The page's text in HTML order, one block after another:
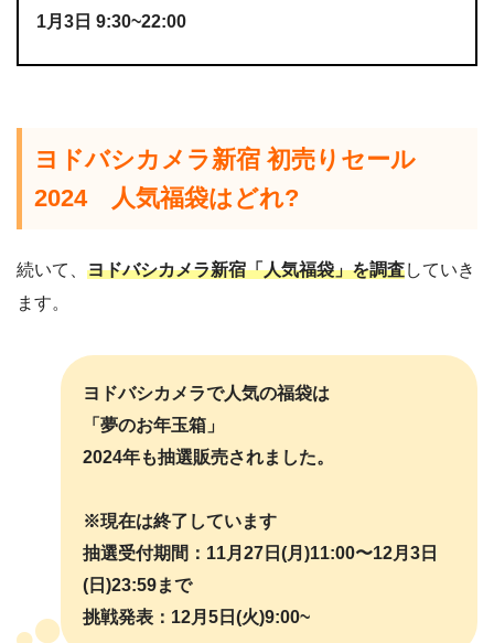
1月3日 9:30~22:00
ヨドバシカメラ新宿 初売りセール
2024 人気福袋はどれ?
続いて、 ヨドバシカメラ新宿「人気福袋」を調査していき
ます。
ヨドバシカメラで人気の福袋は
「夢のお年玉箱」
2024年も抽選販売されました。
※現在は終了しています
抽選受付期間：11月27日(月)11:00〜12月3日
(日)23:59まで
挑戦発表：12月5日(火)9:00~